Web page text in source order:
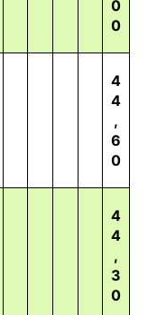
0
0
4
4
,
6
0
4
4
,
3
0